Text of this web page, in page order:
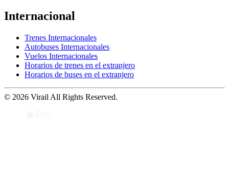
Internacional
Trenes Internacionales
Autobuses Internacionales
Vuelos Internacionales
Horarios de trenes en el extranjero
Horarios de buses en el extranjero
© 2026 Virail All Rights Reserved.